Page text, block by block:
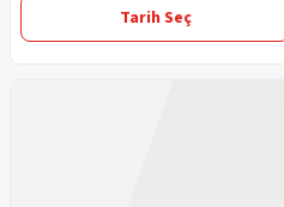
Tarih Seç